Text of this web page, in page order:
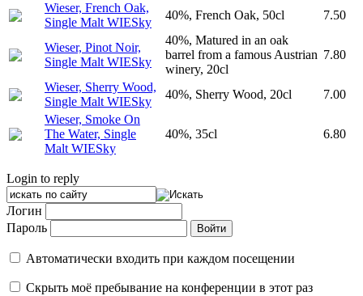
Wieser, French Oak,
Single Malt WIESky
40%, French Oak, 50cl 7.50
Wieser, Pinot Noir,
Single Malt WIESky
40%, Matured in an oak
barrel from a famous Austrian
winery, 20cl
7.80
Wieser, Sherry Wood,
Single Malt WIESky
40%, Sherry Wood, 20cl
7.00
Wieser, Smoke On
The Water, Single
Malt WIESky
40%, 35cl 6.80
Login to reply
Логин
Пароль
Автоматически входить при каждом посещении
Скрыть моё пребывание на конференции в этот раз